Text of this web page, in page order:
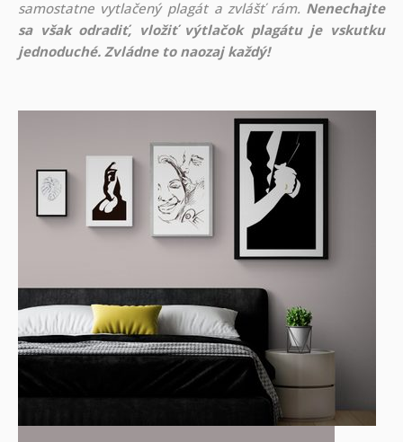
samostatne vytlačený plagát a zvlášť rám. Nenechajte
sa však odradiť, vložiť výtlačok plagátu je vskutku
jednoduché. Zvládne to naozaj každý!